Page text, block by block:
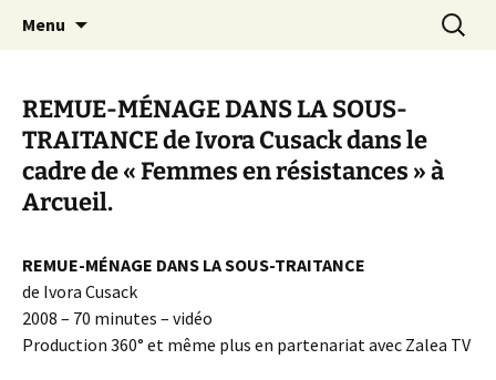
Canal Marches
Menu
REMUE-MÉNAGE DANS LA SOUS-
TRAITANCE de Ivora Cusack dans le
cadre de « Femmes en résistances » à
Arcueil.
REMUE-MÉNAGE DANS LA SOUS-TRAITANCE
de Ivora Cusack
2008 – 70 minutes – vidéo
Production 360° et même plus en partenariat avec Zalea TV